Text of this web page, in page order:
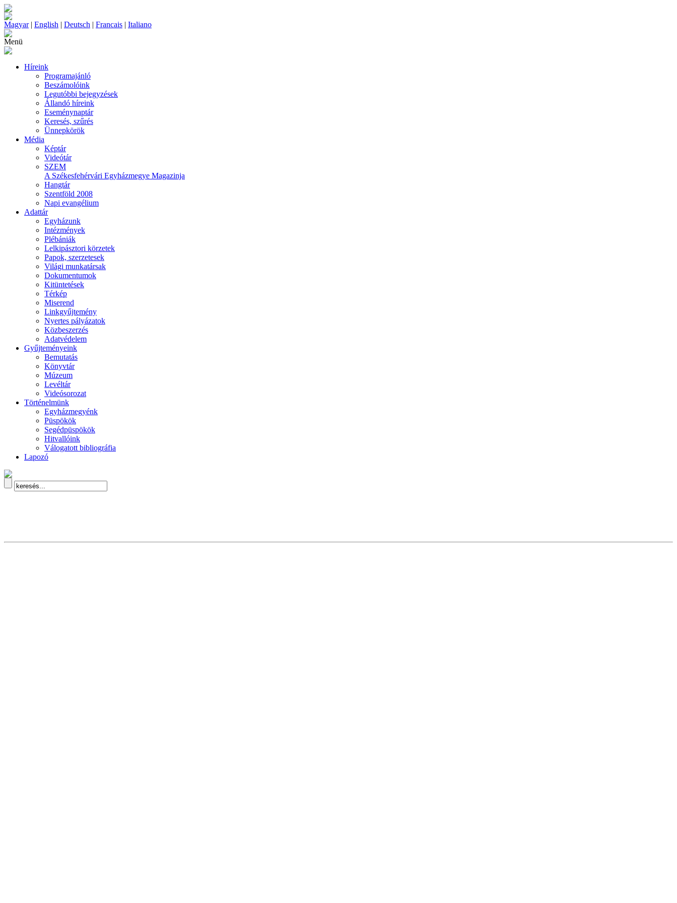
Magyar| English | Deutsch | Francais | Italiano
Menü
Híreink
Programajánló
Beszámolóink
Legutóbbi bejegyzések
Állandó híreink
Eseménynaptár
Keresés, szűrés
Ünnepkörök
Média
Képtár
Videótár
SZEM
A Székesfehérvári Egyházmegye Magazinja
Hangtár
Szentföld 2008
Napi evangélium
Adattár
Egyházunk
Intézmények
Plébániák
Lelkipásztori körzetek
Papok, szerzetesek
Világi munkatársak
Dokumentumok
Kitüntetések
Térkép
Miserend
Linkgyűjtemény
Nyertes pályázatok
Közbeszerzés
Adatvédelem
Gyűjteményeink
Bemutatás
Könyvtár
Múzeum
Levéltár
Videósorozat
Történelmünk
Egyházmegyénk
Püspökök
Segédpüspökök
Hitvallóink
Válogatott bibliográfia
Lapozó